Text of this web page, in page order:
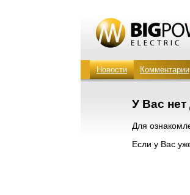
Новости Комментарии
У Вас
Для
Если у Вас